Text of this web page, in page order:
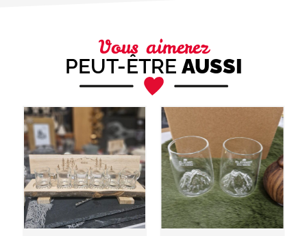
Vous aimerez
PEUT-ÊTRE AUSSI